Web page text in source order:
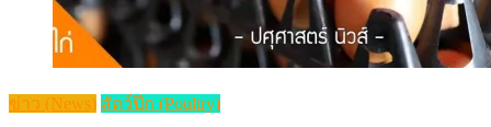
ข่าว (News) สัตว์ปีก (Poultry)